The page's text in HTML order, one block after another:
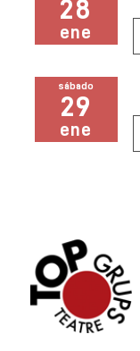
28
ene
sábado
29
ene